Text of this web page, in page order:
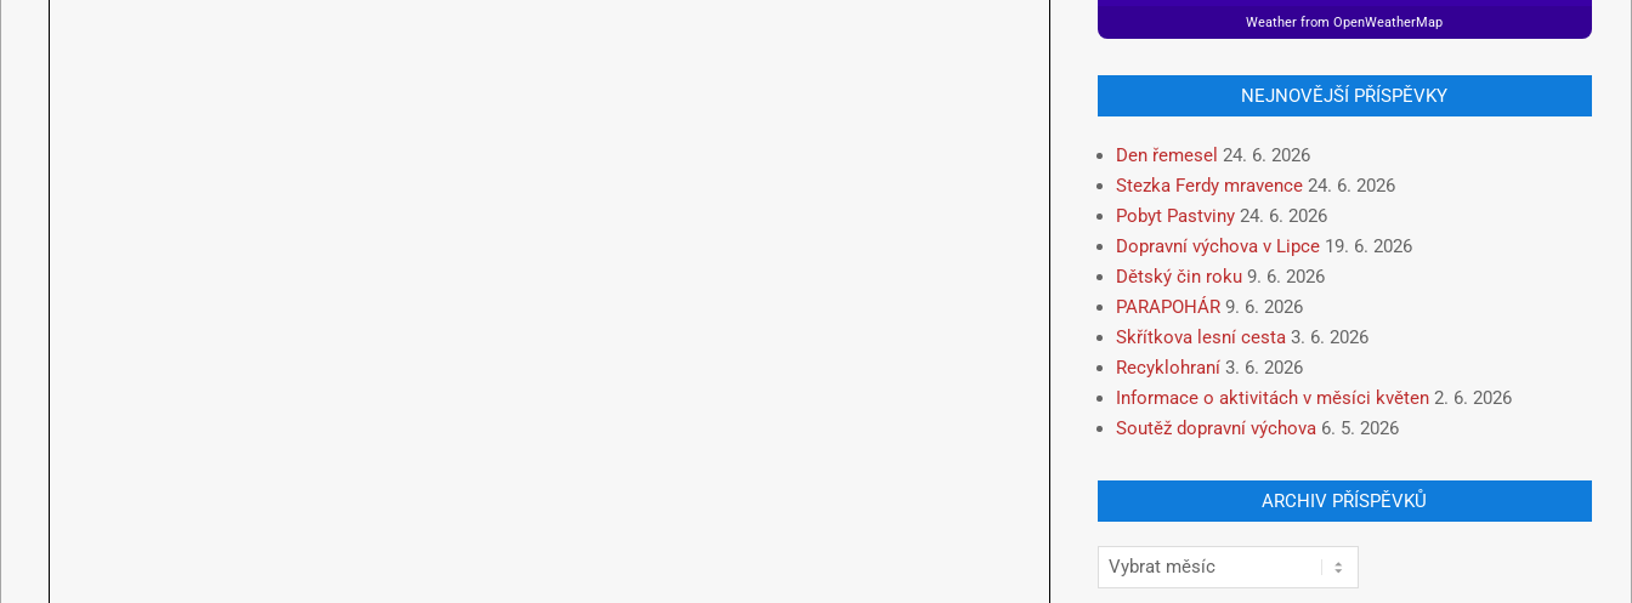
Weather from OpenWeatherMap
NEJNOVĚJŠÍ PŘÍSPĚVKY
Den řemesel 24. 6. 2026
Stezka Ferdy mravence 24. 6. 2026
Pobyt Pastviny 24. 6. 2026
Dopravní výchova v Lipce 19. 6. 2026
Dětský čin roku 9. 6. 2026
PARAPOHÁR 9. 6. 2026
Skřítkova lesní cesta 3. 6. 2026
Recyklohraní 3. 6. 2026
Informace o aktivitách v měsíci květen 2. 6. 2026
Soutěž dopravní výchova 6. 5. 2026
ARCHIV PŘÍSPĚVKŮ